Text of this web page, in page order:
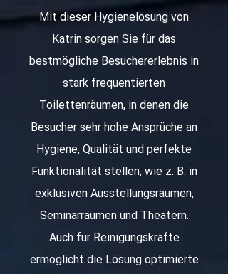
Mit dieser Hygienelösung von
Katrin sorgen Sie für das
bestmögliche Besuchererlebnis in
stark frequentierten
Toilettenräumen, in denen die
Besucher sehr hohe Ansprüche an
Hygiene, Qualität und perfekte
Funktionalität stellen, wie z. B. in
exklusiven Ausstellungsräumen,
Seminarräumen und Theatern.
Auch für Reinigungskräfte
ermöglicht die Lösung optimierte